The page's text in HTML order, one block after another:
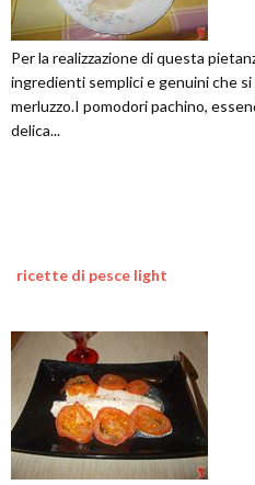
Per la realizzazione di questa
ingredienti semplici e genuini che
merluzzo.I pomodori pachino,
delica...
ricette di pesce light